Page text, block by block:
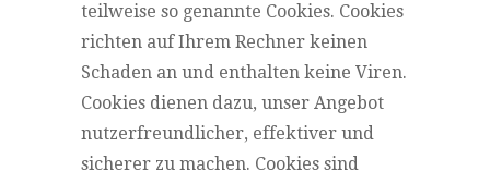
teilweise so genannte Cookies. Cookies
richten auf Ihrem Rechner keinen
Schaden an und enthalten keine Viren.
Cookies dienen dazu, unser Angebot
nutzerfreundlicher, effektiver und
sicherer zu machen. Cookies sind